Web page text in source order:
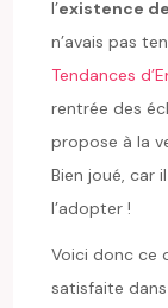
l’existence
n’avais pas
Tendances
rentrée des
propose à la
Bien joué, car
l’adopter !
Voici donc ce
satisfaite dans